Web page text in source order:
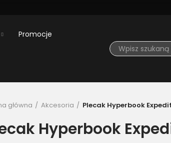
Promocje
główna Akcesoria Plecak Hyperbook
Hyperbook